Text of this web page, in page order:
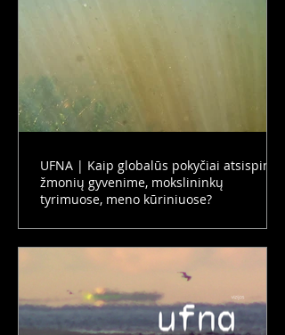
UFNA | Kaip globalūs pokyčiai atsispindi
žmonių gyvenime, mokslininkų
tyrimuose, meno kūriniuose?